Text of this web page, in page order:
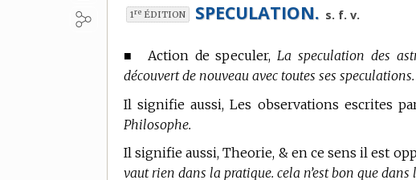
1re ÉDITION SPECULATION. s. f. v.
■ Action de speculer, La speculation des
découvert de nouveau avec toutes ses speculations.
Il signifie aussi, Les observations escrites
Philosophe.
Il signifie aussi, Theorie, & en ce sens il est
vaut rien dans la pratique. cela n’est bon que dans